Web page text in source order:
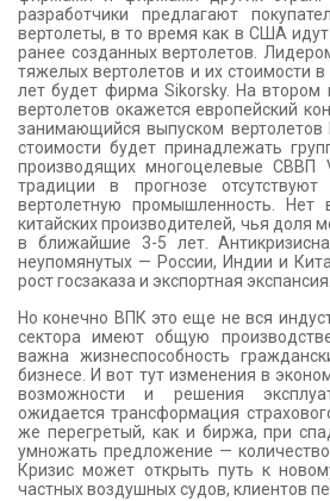
разработчики предлагают
вертолеты, в то время как в США
ранее созданных вертолетов.
тяжелых вертолетов и их стоимости
лет будет фирма Sikorsky. На втором
вертолетов окажется европейский
занимающийся выпуском вертолетов
стоимости будет принадлежать
производящих многоцелевые СВВП
традиции в прогнозе
вертолетную промышленность.
китайских производителей, чья доля
в ближайшие 3-5 лет.
неупомянутых — России, Индии и
рост госзаказа и экспортная экспансия.
Но конечно ВПК это еще не вся
сектора имеют общую
важна жизнеспособность
бизнесе. И вот тут изменения в
возможности и решения
ожидается трансформация
же перегретый, как и биржа, при
умножать предложение — количество
Кризис может открыть путь к
частных воздушных судов, клиентов